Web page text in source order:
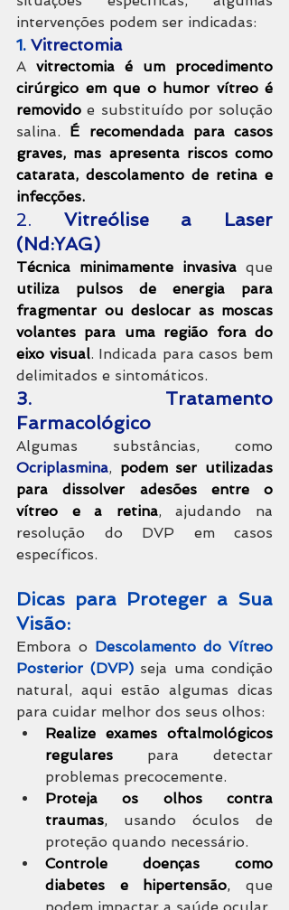
intervenções podem ser indicadas:
1. Vitrectomia
A vitrectomia é um procedimento
cirúrgico em que o humor vítreo é
removido e substituído por solução
salina. É recomendada para casos
graves, mas apresenta riscos como
catarata, descolamento de retina e
infecções.
2. Vitreólise a Laser
(Nd:YAG)
Técnica minimamente invasiva
utiliza pulsos de energia para
fragmentar ou deslocar as moscas
volantes para uma região fora do
eixo visual. Indicada para casos bem
delimitados e sintomáticos.
3. Tratamento
Farmacológico
Ocriplasmina, podem ser utilizadas
para dissolver adesões entre o
vítreo e a retina, ajudando na
resolução do DVP em casos
específicos.
Dicas para Proteger a Sua
Visão:
Embora o Descolamento do Vítreo
Posterior (DVP) seja uma condição
natural, aqui estão algumas dicas
para cuidar melhor dos seus olhos:
Realize exames oftalmológicos
regulares para detectar
problemas precocemente.
Proteja os olhos contra
traumas, usando óculos de
proteção quando necessário.
Controle doenças como
diabetes e hipertensão, que